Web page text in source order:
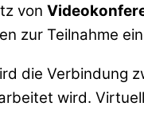
von
zur Teilnahme
die Verbindung
wird.